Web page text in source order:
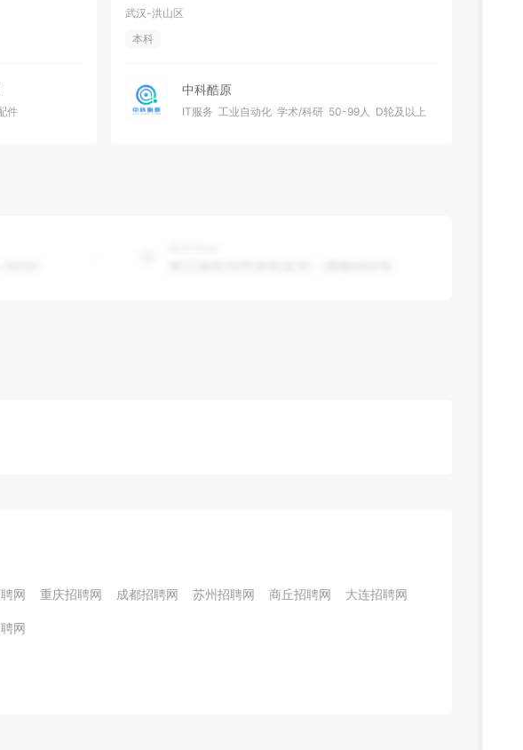
件
武汉-洪山区
本科
中科酷原
IT服务 工业自动化 学术/科研 50-99人 D轮及以上
网 重庆招聘网 成都招聘网 苏州招聘网 商丘招聘网 大连招聘网
网